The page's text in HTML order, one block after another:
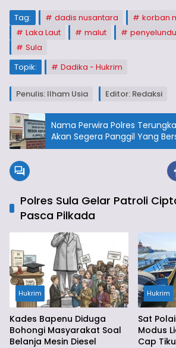
Tag: dadis nusantara
korban
Laka Laut
malut
Sula
Topik:
Dadika - Hukrim
Penulis: Ilham Usia Editor: Redaksi
Nama Perwira Polres
Akan Segera Panggil Yang
Polres Sula Gelar Patroli
Pasca Pilkada
Hukrim
Kades Bapenu Diduga
Bohongi Masyarakat Soal
Belanja Mesin Diesel
Hukrim
Sat
Modus
Cap